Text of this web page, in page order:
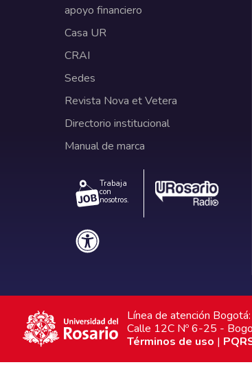
apoyo financiero
Casa UR
CRAI
Sedes
Revista Nova et Vetera
Directorio institucional
Manual de marca
Trabaja
con
nosotros.
Línea de atención
Calle 12C Nº 6-25 -
Términos de uso |